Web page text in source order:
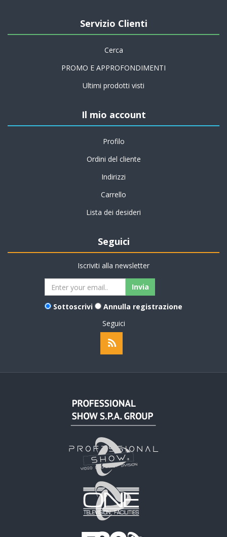
Servizio Clienti
Cerca
PROMO E APPROFONDIMENTI
Ultimi prodotti visti
Il mio account
Profilo
Ordini del cliente
Indirizzi
Carrello
Lista dei desideri
Seguici
Iscriviti alla newsletter
Sottoscrivi
Annulla registrazione
Seguici